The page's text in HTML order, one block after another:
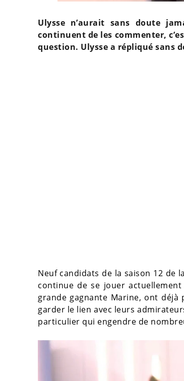
Ulysse n’aurait sans doute
continuent de les commenter,
question. Ulysse a répliqué sans
Neuf candidats de la saison 12 de la
continue de se jouer
grande gagnante Marine, ont
garder le lien avec leurs
particulier qui engendre de